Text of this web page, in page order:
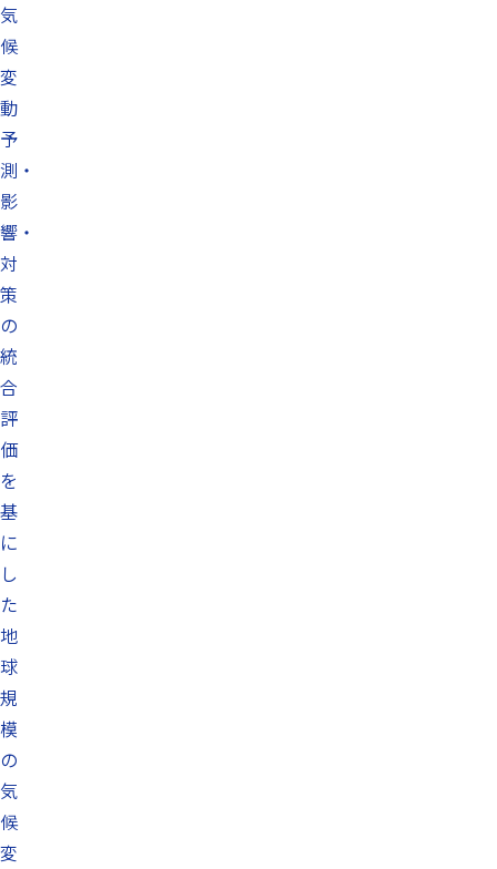
気
候
変
動
予
測・
影
響・
対
策
の
統
合
評
価
を
基
に
し
た
地
球
規
模
の
気
候
変